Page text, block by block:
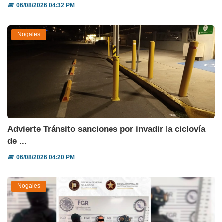
📅06/08/2026 04:32 PM
Nogales
Advierte Tránsito sanciones por invadir la ciclovía
de ...
📅06/08/2026 04:20 PM
Nogales